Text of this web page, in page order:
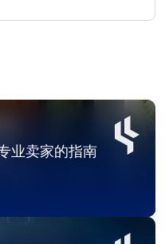
业卖家的指南